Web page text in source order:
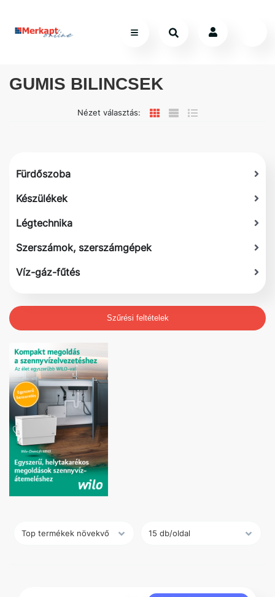
GUMIS BILINCSEK
Nézet választás:
Fürdőszoba
Készülékek
Légtechnika
Szerszámok, szerszámgépek
Víz-gáz-fűtés
Szűrési feltételek